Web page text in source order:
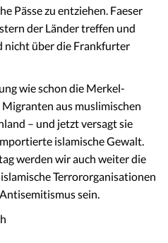
Pässe zu entziehen. Faeser
der Länder treffen und
nicht über die Frankfurter
wie schon die Merkel-
aus muslimischen
– und jetzt versagt sie
islamische Gewalt.
werden wir auch weiter die
Terrororganisationen
sein.